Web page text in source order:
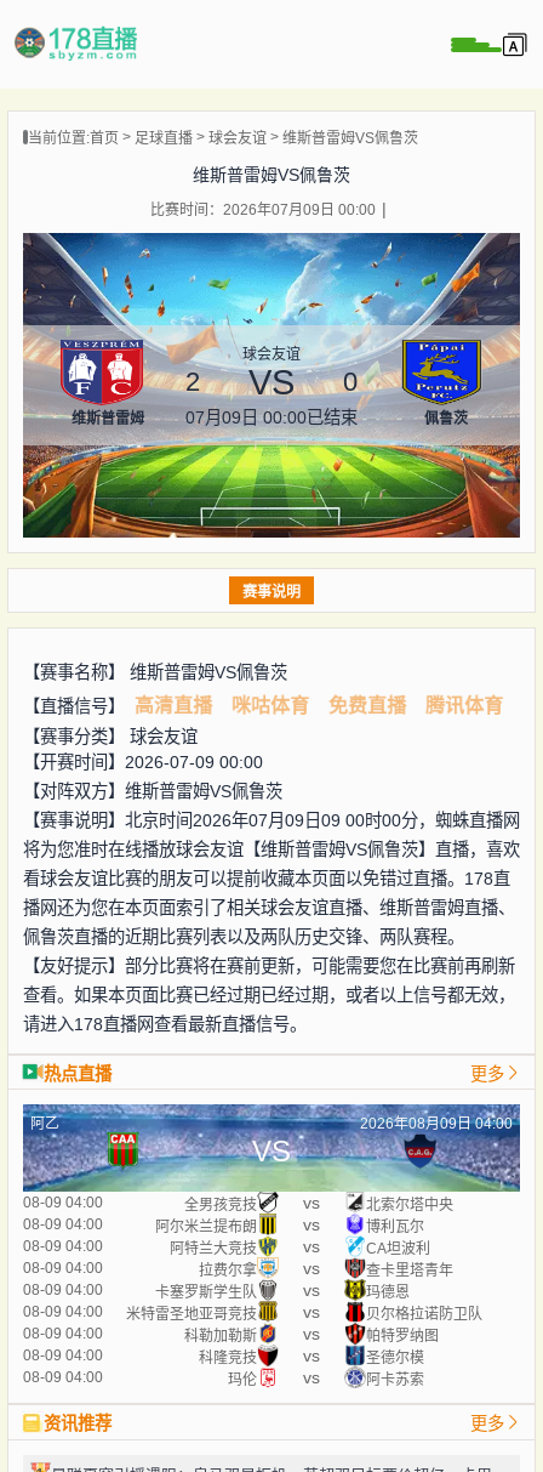
当前位置:首页 足球直播 球会友谊 维斯普雷姆VS佩鲁茨
维斯普雷姆VS佩鲁茨
比赛时间：2026年07月09日 00:00
维斯普雷姆
球会友谊
2 VS 0
07月09日 00:00已结束 佩鲁茨
赛事说明
【赛事名称】 维斯普雷姆VS佩鲁茨
【直播信号】
高清直播 咪咕体育 免费直播 腾讯体育
【赛事分类】 球会友谊
【开赛时间】2026-07-09 00:00
【对阵双方】 维斯普雷姆VS佩鲁茨
【赛事说明】北京时间2026年07月09日09 00时00分，蜘蛛直播网
将为您准时在线播放球会友谊【维斯普雷姆VS佩鲁茨】直播，喜欢
看球会友谊比赛的朋友可以提前收藏本页面以免错过直播。178直
播网还为您在本页面索引了相关球会友谊直播、维斯普雷姆直播、
佩鲁茨直播的近期比赛列表以及两队历史交锋、两队赛程。
【友好提示】部分比赛将在赛前更新，可能需要您在比赛前再刷新
查看。如果本页面比赛已经过期已经过期，或者以上信号都无效，
请进入178直播网查看最新直播信号。
热点直播 更多
阿乙 2026年08月09日 04:00
VS
08-09 04:00 全男孩竞技 vs
北索尔塔中央
08-09 04:00
阿尔米兰提布朗 vs
博利瓦尔
08-09 04:00
阿特兰大竞技 vs
CA坦波利
08-09 04:00
拉费尔拿 vs
查卡里塔青年
08-09 04:00
卡塞罗斯学生队 vs
玛德恩
08-09 04:00
米特雷圣地亚哥竞技 vs
贝尔格拉诺防卫队
08-09 04:00
科勒加勒斯 vs
帕特罗纳图
08-09 04:00
科隆竞技 vs
圣德尔模
08-09 04:00
玛伦 vs 阿卡苏索
资讯推荐 更多